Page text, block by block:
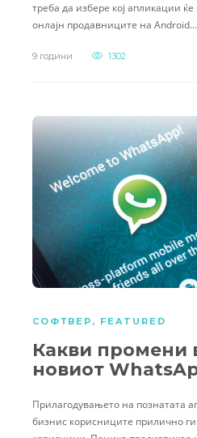
треба да избере кој апликации
онлајн продавниците на Android…
9 години 1302
СОФТВЕР , FEATURED
Какви промени
новиот
Прилагодувањето на познатата
бизнис корисниците прилично